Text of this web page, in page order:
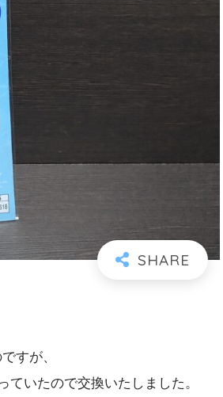
すが、
いたので交換いたしました。